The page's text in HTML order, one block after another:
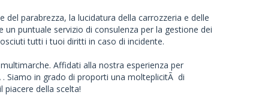
parabrezza, la lucidatura della carrozzeria e delle
puntuale servizio di consulenza per la gestione dei
tutti i tuoi diritti in caso di incidente.
Affidati alla nostra esperienza per
. Siamo in grado di proporti una molteplicitÃ di
piacere della scelta!